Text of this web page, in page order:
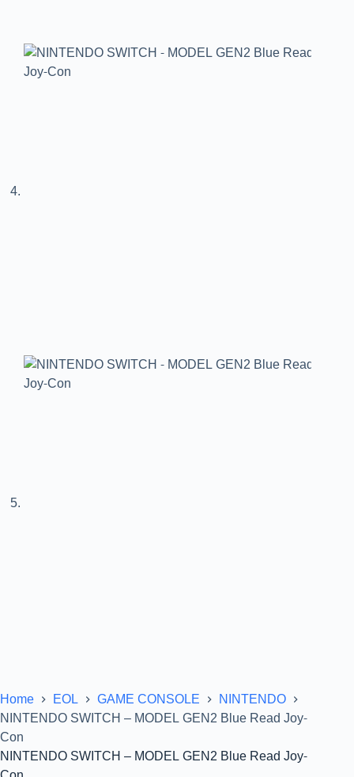
Home EOL GAME CONSOLE
NINTENDO
NINTENDO SWITCH – MODEL GEN2 Blue Read Joy-
Con
NINTENDO SWITCH – MODEL GEN2 Blue Read Joy-